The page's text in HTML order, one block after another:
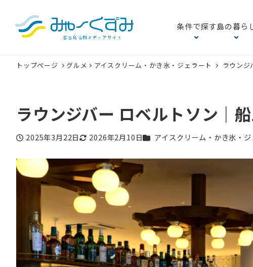
条件で探す島の暮ら
トップページ グルメ アイスクリーム・かき氷・ジェラート ラウンジ
ラウンジバー ロベルトソン｜
投稿日
2025年3月22日
更新日
2026年2月10日カテゴリー
アイスクリーム・かき氷・